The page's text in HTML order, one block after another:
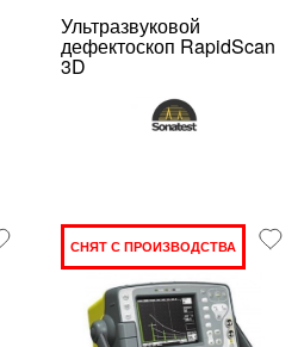
Ультразвуковой
дефектоскоп RapidScan
3D
СНЯТ С ПРОИЗВОДСТВА